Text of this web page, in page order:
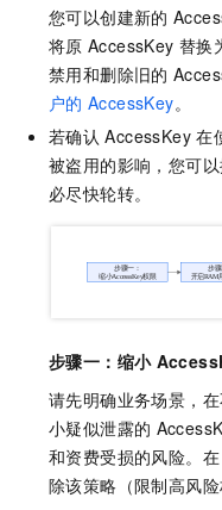
您可以创建新的
将原 AccessKey 替换
禁用和删除旧的
户的 AccessKey。
若确认 AccessKey 在
被盗用的影响，您可
必尽快轮转。
步骤一：缩小
请先明确业务场景，
小疑似泄露的
和资费受损的风险。在
除该策略（限制高风险